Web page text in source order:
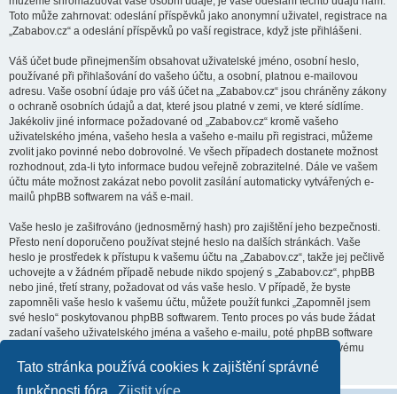
Tato stránka používá cookies k zajištění správné
Toto může zahrnovat: odeslání příspěvků jako anonymní uživatel, registrace na
„Zababov.cz“ a odeslání příspěvků po vaší registrace, když jste přihlášeni.
Váš účet bude přinejmenším obsahovat uživatelské jméno, osobní heslo,
používané při přihlašování do vašeho účtu, a osobní, platnou e-mailovou
adresu. Vaše osobní údaje pro váš účet na „Zababov.cz“ jsou chráněny zákony
o ochraně osobních údajů a dat, které jsou platné v zemi, ve které sídlíme.
Jakékoliv jiné informace požadované od „Zababov.cz“ kromě vašeho
uživatelského jména, vašeho hesla a vašeho e-mailu při registraci, můžeme
zvolit jako povinné nebo dobrovolné. Ve všech případech dostanete možnost
rozhodnout, zda-li tyto informace budou veřejně zobrazitelné. Dále ve vašem
účtu máte možnost zakázat nebo povolit zasílání automaticky vytvářených e-
mailů phpBB softwarem na váš e-mail.
Vaše heslo je zašifrováno (jednosměrný hash) pro zajištění jeho bezpečnosti.
Přesto není doporučeno používat stejné heslo na dalších stránkách. Vaše
heslo je prostředek k přístupu k vašemu účtu na „Zababov.cz“, takže jej pečlivě
uchovejte a v žádném případě nebude nikdo spojený s „Zababov.cz“, phpBB
nebo jiné, třetí strany, požadovat od vás vaše heslo. V případě, že byste
zapomněli vaše heslo k vašemu účtu, můžete použít funkci „Zapomněl jsem
své heslo“ poskytovanou phpBB softwarem. Tento proces po vás bude žádat
zadaní vašeho uživatelského jména a vašeho e-mailu, poté phpBB software
vygeneruje heslo nové a zašle vám ho, abyste se mohli přihlásit ke svému
účtu.